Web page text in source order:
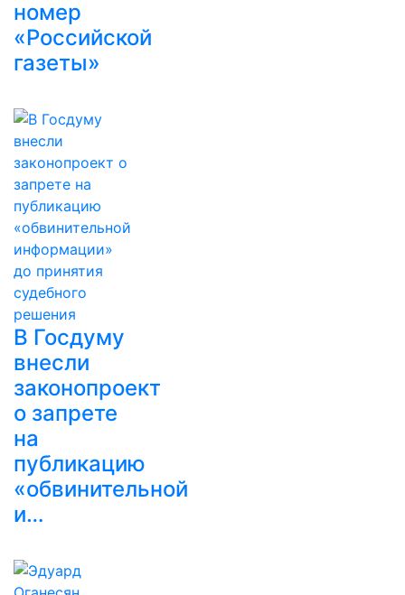
номер
«Российской
газеты»
В Госдуму
внесли
законопроект
о запрете
на
публикацию
«обвинительной
и…